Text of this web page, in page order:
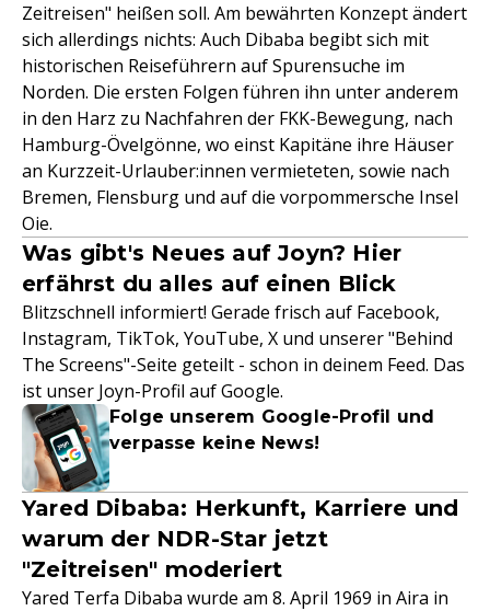
Zeitreisen" heißen soll. Am bewährten Konzept ändert
sich allerdings nichts: Auch Dibaba begibt sich mit
historischen Reiseführern auf Spurensuche im
Norden. Die ersten Folgen führen ihn unter anderem
in den Harz zu Nachfahren der FKK-Bewegung, nach
Hamburg-Övelgönne, wo einst Kapitäne ihre Häuser
an Kurzzeit-Urlauber:innen vermieteten, sowie nach
Bremen, Flensburg und auf die vorpommersche Insel
Oie.
Was gibt's Neues auf Joyn? Hier
erfährst du alles auf einen Blick
Blitzschnell informiert! Gerade frisch auf Facebook,
Instagram, TikTok, YouTube, X und unserer "Behind
The Screens"-Seite geteilt - schon in deinem Feed. Das
ist unser Joyn-Profil auf Google.
Folge unserem Google-Profil und
verpasse keine News!
Yared Dibaba: Herkunft, Karriere und
warum der NDR-Star jetzt
"Zeitreisen" moderiert
Yared Terfa Dibaba wurde am 8. April 1969 in Aira in